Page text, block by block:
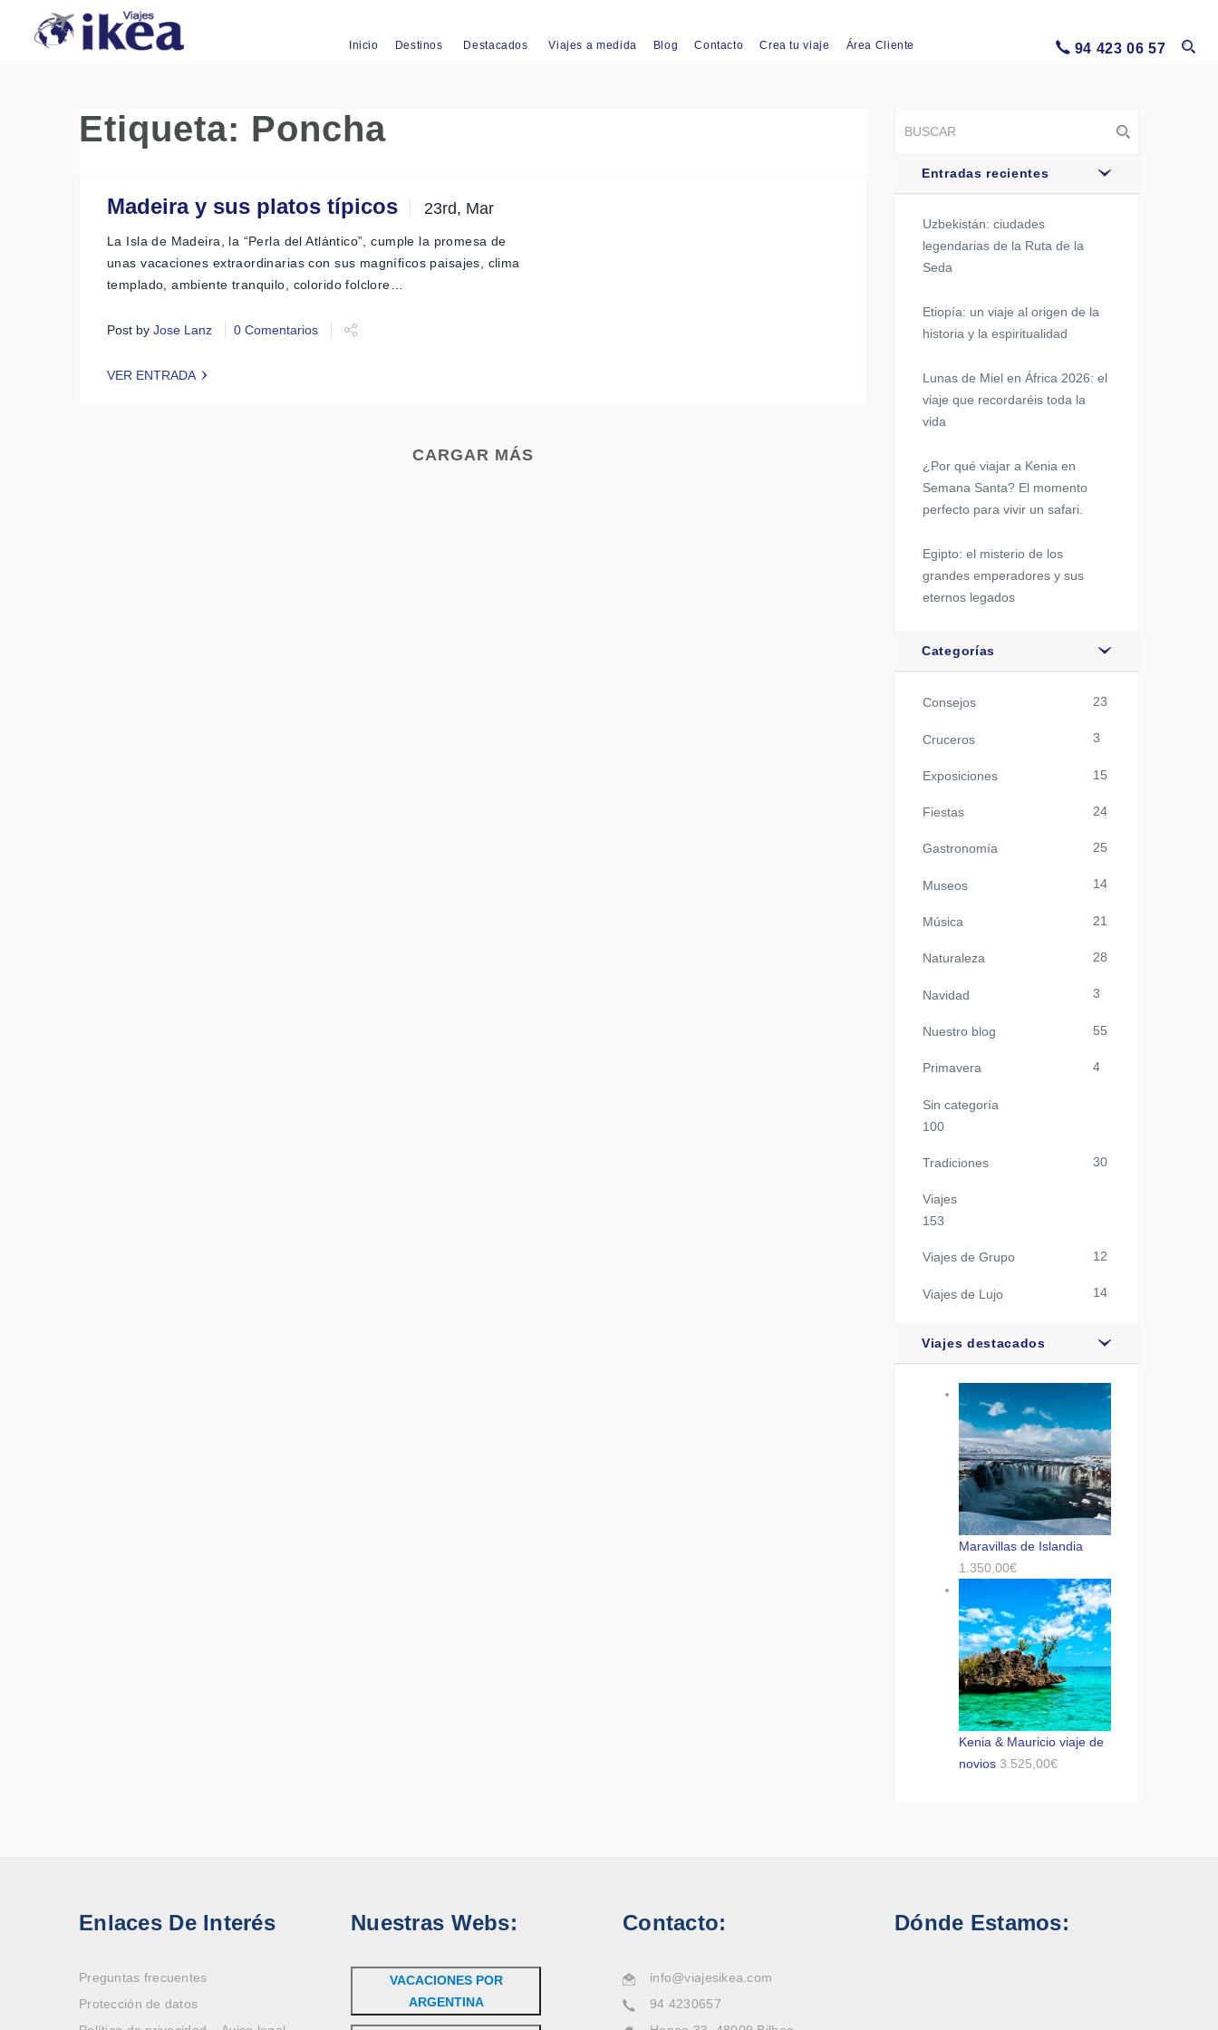
Inicio Destinos Destacados Viajes a medida Blog Contacto Crea tu viaje Área Cliente 94 423 06 57
Etiqueta: Poncha
Madeira y sus platos típicos 23rd, Mar
La Isla de Madeira, la “Perla del Atlántico”, cumple la promesa de
unas vacaciones extraordinarias con sus magníficos paisajes, clima
templado, ambiente tranquilo, colorido folclore…
Post by Jose Lanz 0 Comentarios
VER ENTRADA
CARGAR MÁS
Entradas recientes
Uzbekistán: ciudades
legendarias de la Ruta de la
Seda
Etiopía: un viaje al origen de la
historia y la espiritualidad
Lunas de Miel en África 2026: el
viaje que recordaréis toda la
vida
¿Por qué viajar a Kenia en
Semana Santa? El momento
perfecto para vivir un safari.
Egipto: el misterio de los
grandes emperadores y sus
eternos legados
Categorías
Consejos 23
Cruceros 3
Exposiciones 15
Fiestas 24
Gastronomía 25
Museos 14
Música 21
Naturaleza 28
Navidad 3
Nuestro blog 55
Primavera 4
Sin categoría
100
Tradiciones 30
Viajes
153
Viajes de Grupo 12
Viajes de Lujo 14
Viajes destacados
Maravillas de Islandia
1.350,00€
Kenia & Mauricio viaje de
novios 3.525,00€
Enlaces De Interés
Preguntas frecuentes
Protección de datos
Nuestras Webs:
VACACIONES POR
ARGENTINA
Contacto:
info@viajesikea.com
94 4230657
Dónde Estamos: